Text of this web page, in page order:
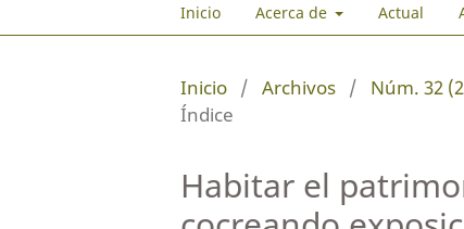
Inicio Acerca de Actual
Inicio / Archivos / Núm. 32
Índice
Habitar el